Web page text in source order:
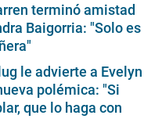
terminó amistad
Baigorria: "Solo es
le advierte a Evelyn
polémica: "Si
que lo haga con